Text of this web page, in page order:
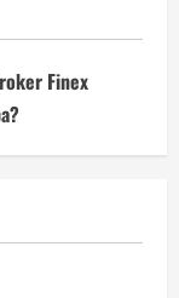
Finex